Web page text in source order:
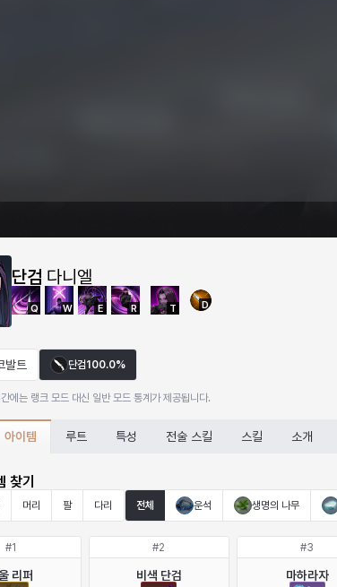
단검 다니엘
Q W E R T D
발트 단검100.0%
에는 랭크 모드 대신 일반 모드 통계가 제공됩니다.
아이템 루트 특성 전술 스킬 스킬 소개
찾기
머리 팔 다리 전체 운석 생명의 나무
#1
리퍼
#2
비색 단검
#3
마하라자